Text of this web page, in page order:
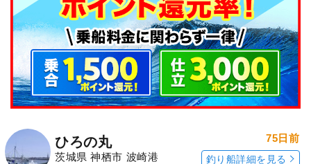
ひろの丸
茨城県 神栖市 波崎港
75日前
釣り船詳細を見る